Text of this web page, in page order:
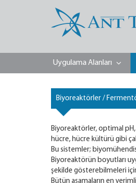
Uygulama Alanları
Biyoreaktörler /
Biyoreaktörler, optimal pH,
hücre, hücre kültürü gibi
Bu sistemler;
Biyoreaktörün boyutları
şekilde gösterebilmeleri
Bütün aşamaların en